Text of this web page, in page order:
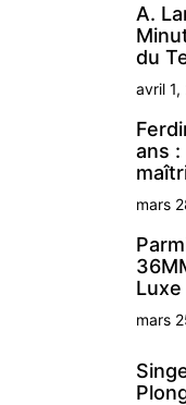
A.
du
avril 1,
ans
mars
mars